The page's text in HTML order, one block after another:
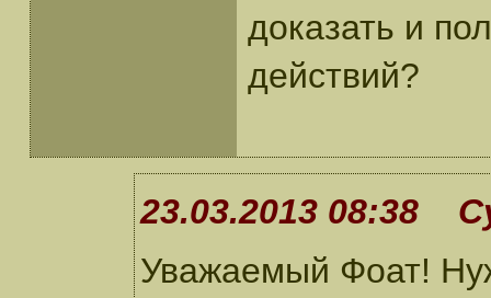
доказать и
действий?
23.03.2013 08:38
Уважаемый Фоат!